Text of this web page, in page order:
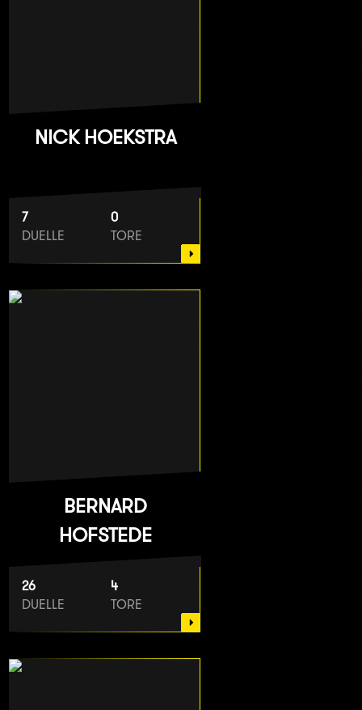
NICK HOEKSTRA
7
DUELLE
0
TORE
BERNARD
HOFSTEDE
26
DUELLE
4
TORE